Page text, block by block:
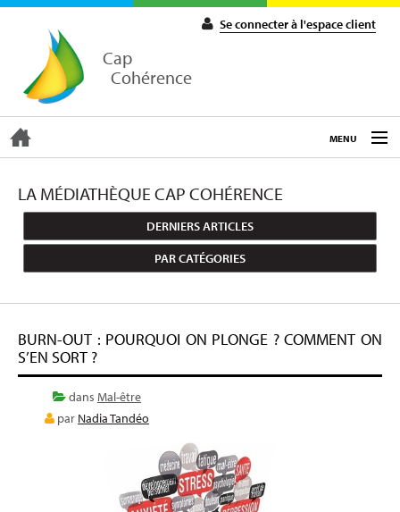
Cap
Cohérence
Se connecter à l'espace client
MENU
ACCUEIL
EXPERTISE
FORMATIONS
BLOG
LA MÉDIATHÈQUE CAP COHÉRENCE
DERNIERS ARTICLES
PAR CATÉGORIES
BURN-OUT : POURQUOI ON PLONGE ? COMMENT ON
S’EN SORT ?
dans Mal-être
par Nadia Tandéo